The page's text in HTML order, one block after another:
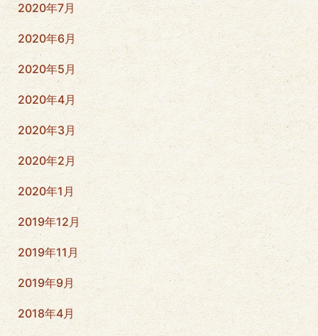
2020年7月
2020年6月
2020年5月
2020年4月
2020年3月
2020年2月
2020年1月
2019年12月
2019年11月
2019年9月
2018年4月